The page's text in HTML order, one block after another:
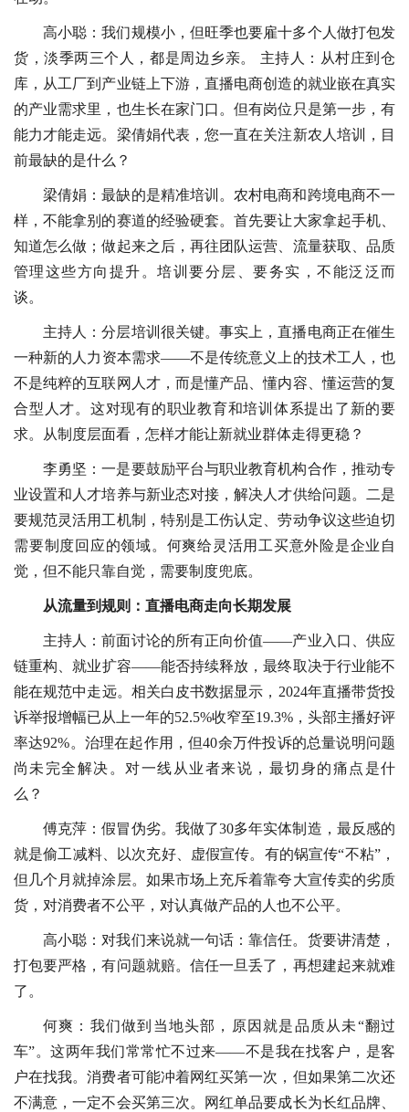
高小聪：我们规模小，但旺季也要雇十多个人做打包发
货，淡季两三个人，都是周边乡亲。 主持人：从村庄到仓
库，从工厂到产业链上下游，直播电商创造的就业嵌在真实
的产业需求里，也生长在家门口。但有岗位只是第一步，有
能力才能走远。梁倩娟代表，您一直在关注新农人培训，目
前最缺的是什么？
梁倩娟：最缺的是精准培训。农村电商和跨境电商不一
样，不能拿别的赛道的经验硬套。首先要让大家拿起手机、
知道怎么做；做起来之后，再往团队运营、流量获取、品质
管理这些方向提升。培训要分层、要务实，不能泛泛而
谈。
主持人：分层培训很关键。事实上，直播电商正在催生
一种新的人力资本需求——不是传统意义上的技术工人，也
不是纯粹的互联网人才，而是懂产品、懂内容、懂运营的复
合型人才。这对现有的职业教育和培训体系提出了新的要
求。从制度层面看，怎样才能让新就业群体走得更稳？
李勇坚：一是要鼓励平台与职业教育机构合作，推动专
业设置和人才培养与新业态对接，解决人才供给问题。二是
要规范灵活用工机制，特别是工伤认定、劳动争议这些迫切
需要制度回应的领域。何爽给灵活用工买意外险是企业自
觉，但不能只靠自觉，需要制度兜底。
从流量到规则：直播电商走向长期发展
主持人：前面讨论的所有正向价值——产业入口、供应
链重构、就业扩容——能否持续释放，最终取决于行业能不
能在规范中走远。相关白皮书数据显示，2024年直播带货投
诉举报增幅已从上一年的52.5%收窄至19.3%，头部主播好评
率达92%。治理在起作用，但40余万件投诉的总量说明问题
尚未完全解决。对一线从业者来说，最切身的痛点是什
么？
傅克萍：假冒伪劣。我做了30多年实体制造，最反感的
就是偷工减料、以次充好、虚假宣传。有的锅宣传“不粘”，
但几个月就掉涂层。如果市场上充斥着靠夸大宣传卖的劣质
货，对消费者不公平，对认真做产品的人也不公平。
高小聪：对我们来说就一句话：靠信任。货要讲清楚，
打包要严格，有问题就赔。信任一旦丢了，再想建起来就难
了。
何爽：我们做到当地头部，原因就是品质从未“翻过
车”。这两年我们常常忙不过来——不是我在找客户，是客
户在找我。消费者可能冲着网红买第一次，但如果第二次还
不满意，一定不会买第三次。网红单品要成长为长红品牌、